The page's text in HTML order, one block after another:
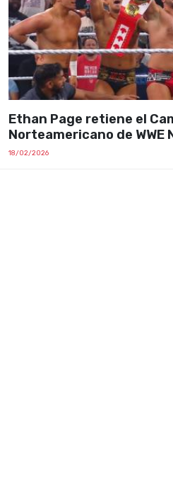
Ethan Page retiene el
Norteamericano de WWE
18/02/2026